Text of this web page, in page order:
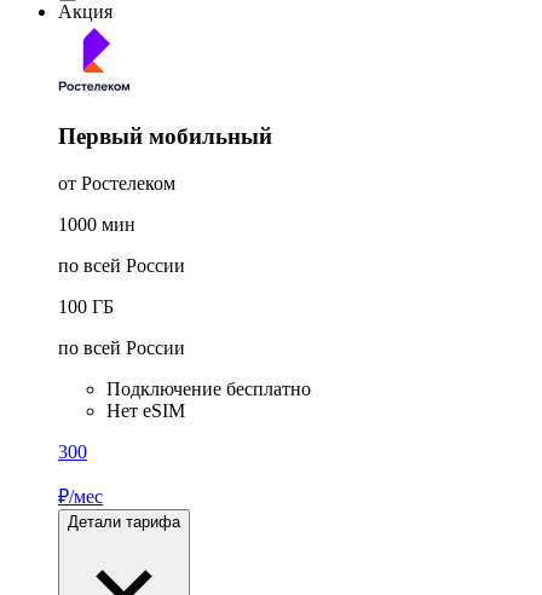
Акция
Первый мобильный
от Ростелеком
1000 мин
по всей России
100 ГБ
по всей России
Подключение бесплатно
Нет eSIM
300
₽/мес
Детали тарифа